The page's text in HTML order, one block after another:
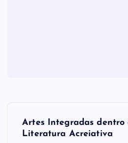
Artes Integradas dentro
Literatura Acreiativa